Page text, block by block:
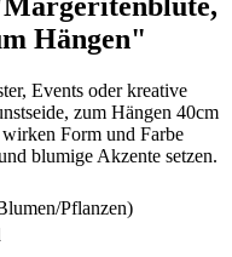
Hängen"
Events oder kreative
zum Hängen 40cm
Form und Farbe
blumige Akzente setzen.
Pflanzen)